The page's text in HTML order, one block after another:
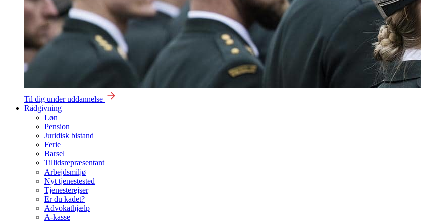
Til dig under uddannelse
Rådgivning
Løn
Pension
Juridisk bistand
Ferie
Barsel
Tillidsrepræsentant
Arbejdsmiljø
Nyt tjenestested
Tjenesterejser
Er du kadet?
Advokathjælp
A-kasse